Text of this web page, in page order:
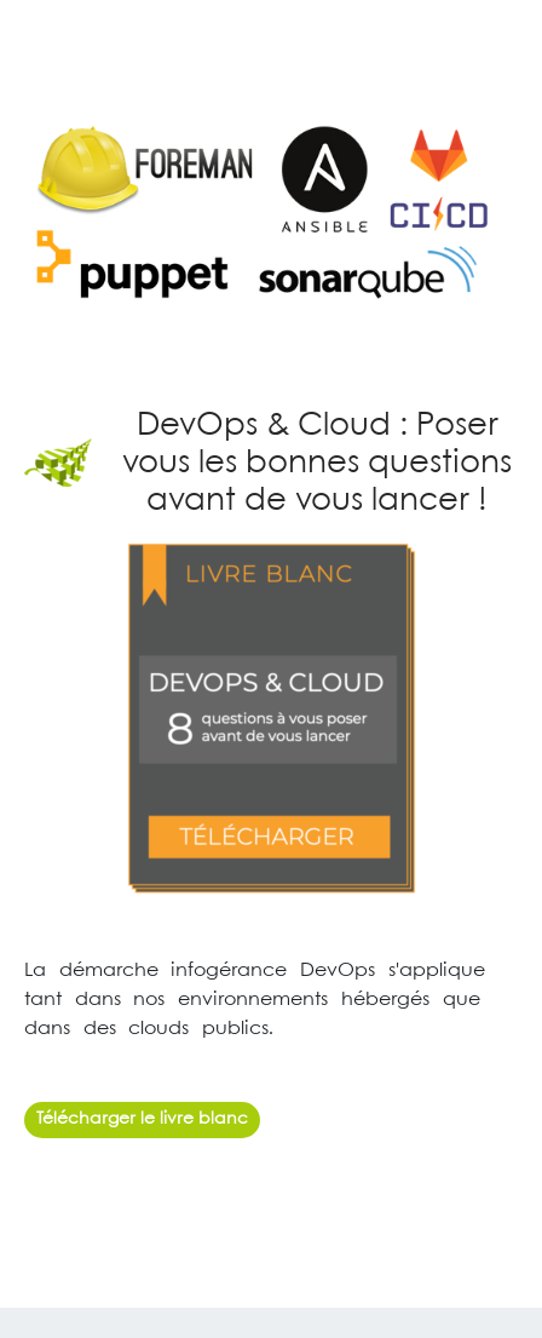
DevOps & Cloud : Poser
vous les bonnes questions
avant de vous lancer !
La démarche infogérance DevOps s'applique
tant dans nos environnements hébergés que
dans des clouds publics.
Télécharger le livre blanc